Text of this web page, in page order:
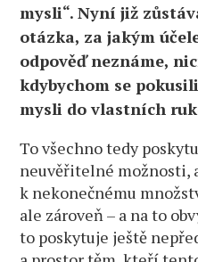
mysli“. Nyní již
otázka, za jakým
odpověď neznáme,
kdybychom se
mysli do vlastních
To všechno tedy
neuvěřitelné možnosti,
k nekonečnému
ale zároveň – a na to
to poskytuje ještě